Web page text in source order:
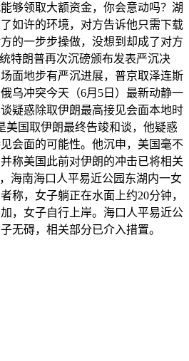
够领取大额资金，你会意动吗？湖
如许的环境，对方告诉他只需下载
的一步步操做，没想到却成了对方
特朗普再次沉磅颁布发表严沉决
面地步有严沉进展，普京取泽连斯
乌冲突今天（6月5日）最新动静一
疑惑除取伊朗最高接见会面本地时
美国取伊朗最终告竣和谈，他疑惑
会面的可能性。他沉申，美国毫不
称美国此前对伊朗的冲击已将相关
海南海口人平易近公园东湖内一女
称，女子躺正在水面上约20分钟，
，女子自行上岸。海口人平易近公
无碍，相关部分已介入措置。